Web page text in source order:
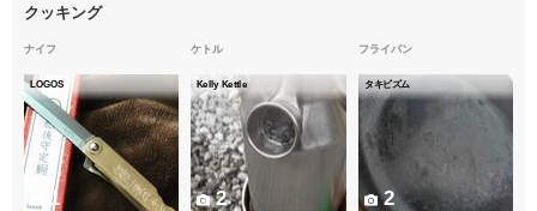
クッキング
ナイフ
LOGOS
1
ケトル
Kelly Kettle
2
フライパン
タキビズム
2